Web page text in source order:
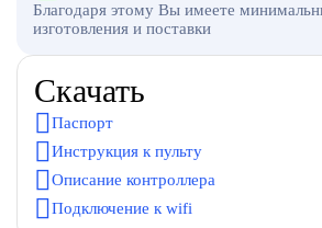
Благодаря этому Вы имеете
изготовления и поставки
Скачать
Паспорт
Инструкция к пульту
Описание контроллера
Подключение к wifi